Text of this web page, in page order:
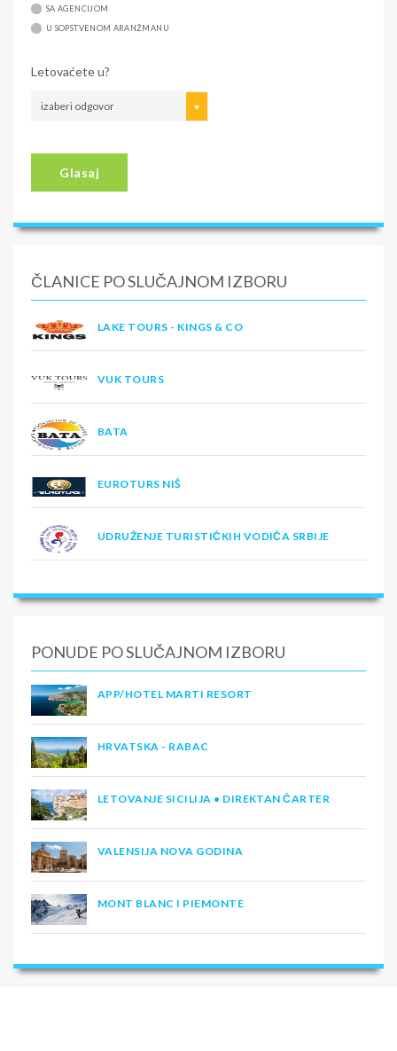
SA AGENCIJOM
U SOPSTVENOM ARANŽMANU
Letovaćete u?
izaberi odgovor
Glasaj
ČLANICE PO SLUČAJNOM IZBORU
LAKE TOURS - KINGS & CO
VUK TOURS
BATA
EUROTURS NIŠ
UDRUŽENJE TURISTIČKIH VODIČA SRBIJE
PONUDE PO SLUČAJNOM IZBORU
APP/HOTEL MARTI RESORT
HRVATSKA - RABAC
LETOVANJE SICILIJA • DIREKTAN ČARTER
VALENSIJA NOVA GODINA
MONT BLANC I PIEMONTE